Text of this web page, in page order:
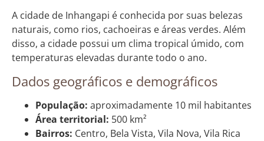
A cidade de Inhangapi é conhecida por suas belezas
naturais, como rios, cachoeiras e áreas verdes. Além
disso, a cidade possui um clima tropical úmido, com
temperaturas elevadas durante todo o ano.
Dados geográficos e demográficos
População: aproximadamente 10 mil habitantes
Área territorial: 500 km²
Bairros: Centro, Bela Vista, Vila Nova, Vila Rica